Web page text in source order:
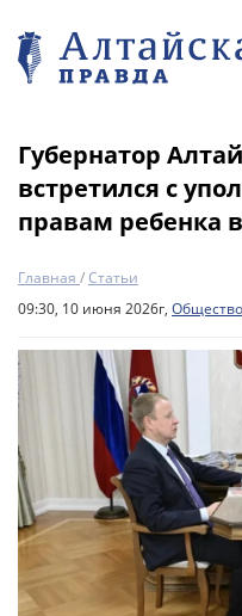
Губернатор
встретился с
правам ребенка
Главная /Статьи
09:30, 10 июня 2026г, Общество